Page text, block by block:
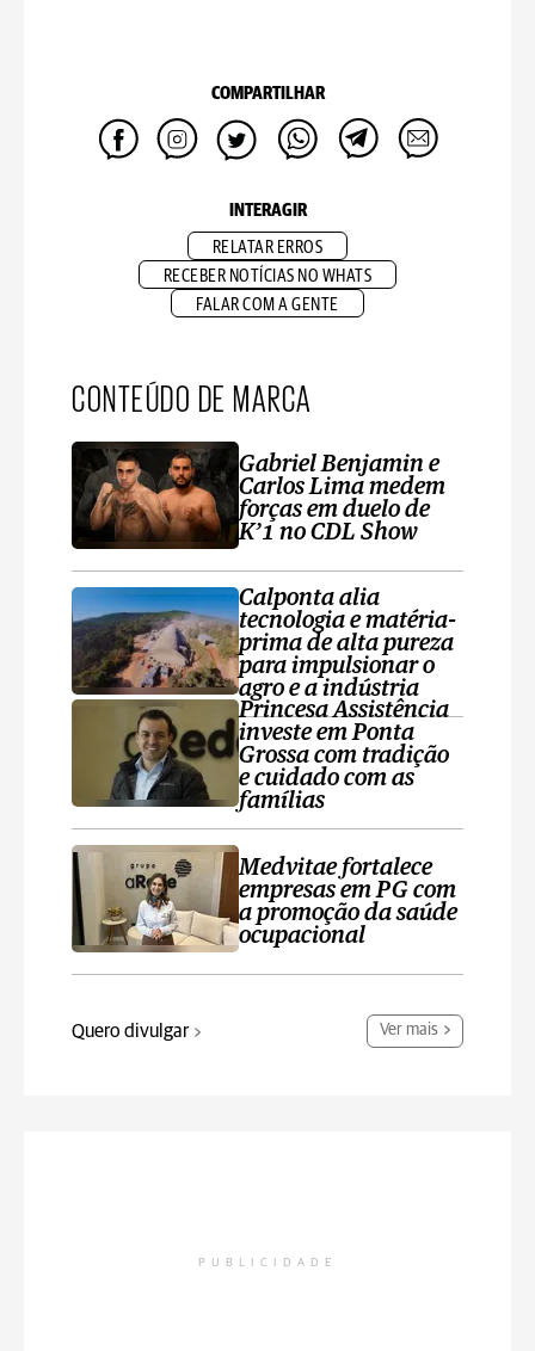
COMPARTILHAR
INTERAGIR
RELATAR ERROS
RECEBER NOTÍCIAS NO WHATS
FALAR COM A GENTE
CONTEÚDO DE MARCA
Gabriel Benjamin e
Carlos Lima medem
forças em duelo de
K’1 no CDL Show
Calponta alia
tecnologia e matéria-
prima de alta pureza
para impulsionar o
agro e a indústria
Princesa Assistência
investe em Ponta
Grossa com tradição
e cuidado com as
famílias
Medvitae fortalece
empresas em PG com
a promoção da saúde
ocupacional
Quero divulgar Ver mais
PUBLICIDADE